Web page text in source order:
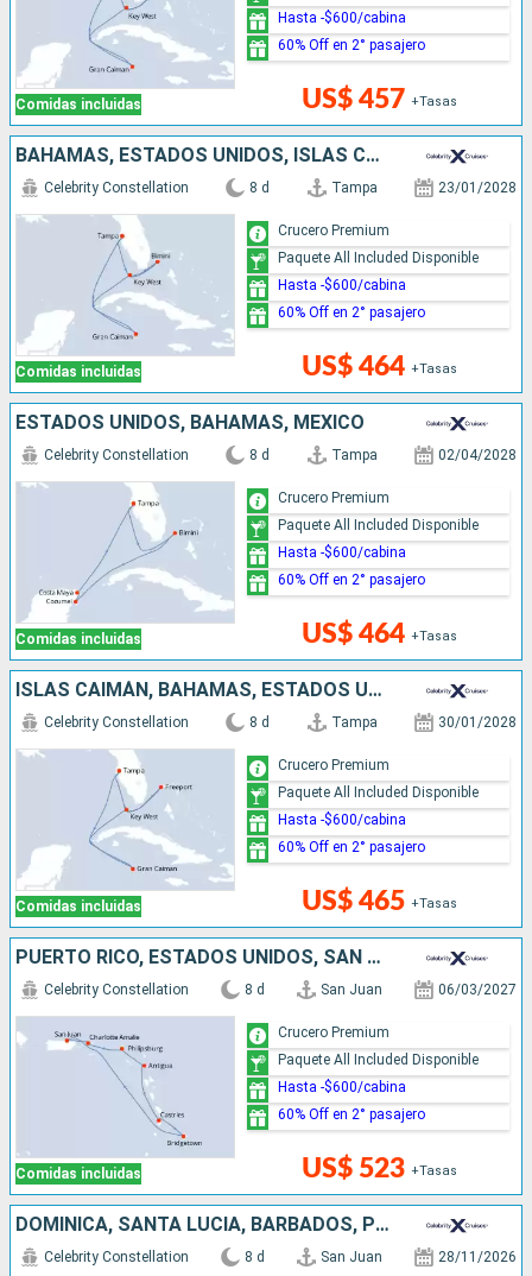
Comidas incluidas US$ 457 +Tasas
Hasta -$600/cabina
60% Off en 2° pasajero
BAHAMAS, ESTADOS UNIDOS, ISLAS CAIMÁN
Comidas incluidas
Celebrity Constellation 8 d Tampa 23/01/2028
US$ 464 +Tasas
Crucero Premium
Paquete All Included Disponible
Hasta -$600/cabina
60% Off en 2° pasajero
ESTADOS UNIDOS, BAHAMAS, MÉXICO
Comidas incluidas
Celebrity Constellation 8 d Tampa 02/04/2028
US$ 464 +Tasas
Crucero Premium
Paquete All Included Disponible
Hasta -$600/cabina
60% Off en 2° pasajero
ISLAS CAIMÁN, BAHAMAS, ESTADOS UNIDOS
Comidas incluidas
Celebrity Constellation 8 d Tampa 30/01/2028
US$ 465 +Tasas
Crucero Premium
Paquete All Included Disponible
Hasta -$600/cabina
60% Off en 2° pasajero
PUERTO RICO, ESTADOS UNIDOS, SAN MARTÍN, ANTIGUA Y BARBUDA, SANTA LUCIA, BARBADOS
Comidas incluidas
Celebrity Constellation 8 d San Juan 06/03/2027
US$ 523 +Tasas
Crucero Premium
Paquete All Included Disponible
Hasta -$600/cabina
60% Off en 2° pasajero
DOMINICA, SANTA LUCIA, BARBADOS, PUERTO RICO
Celebrity Constellation 8 d San Juan 28/11/2026